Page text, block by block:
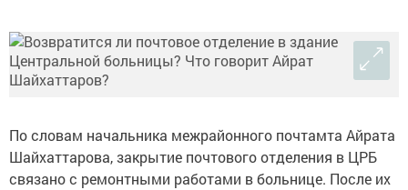
По словам начальника межрайонного почтамта Айрата
Шайхаттарова, закрытие почтового отделения в ЦРБ
связано с ремонтными работами в больнице. После их